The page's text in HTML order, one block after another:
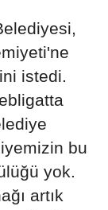
istedi.
bu
yok.
artık